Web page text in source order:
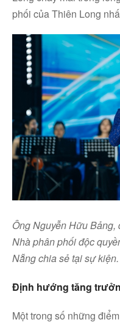
phối của Thiên Long
Ông Nguyễn Hữu
Nhà phân phối độc
Nẵng chia sẻ tại sự kiện.
Định hướng tăng
Một trong số những